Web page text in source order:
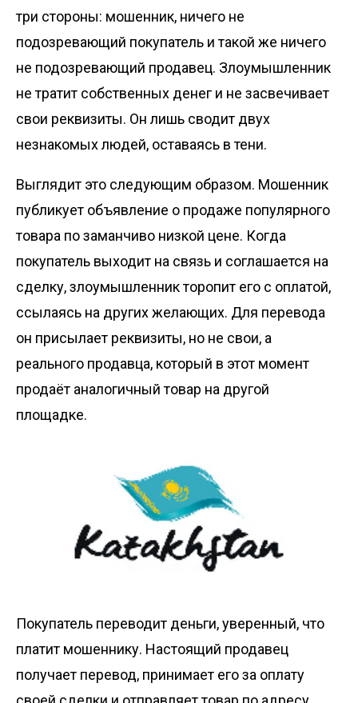
три стороны: мошенник, ничего не
подозревающий покупатель и такой же ничего
не подозревающий продавец. Злоумышленник
не тратит собственных денег и не засвечивает
свои реквизиты. Он лишь сводит двух
незнакомых людей, оставаясь в тени.
Выглядит это следующим образом. Мошенник
публикует объявление о продаже популярного
товара по заманчиво низкой цене. Когда
покупатель выходит на связь и соглашается на
сделку, злоумышленник торопит его с оплатой,
ссылаясь на других желающих. Для перевода
он присылает реквизиты, но не свои, а
реального продавца, который в этот момент
продаёт аналогичный товар на другой
площадке.
Покупатель переводит деньги, уверенный, что
платит мошеннику. Настоящий продавец
получает перевод, принимает его за оплату